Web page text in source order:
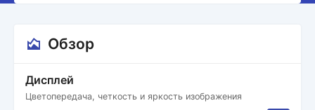
Обзор
Дисплей
Цветопередача, четкость и яркость изображения